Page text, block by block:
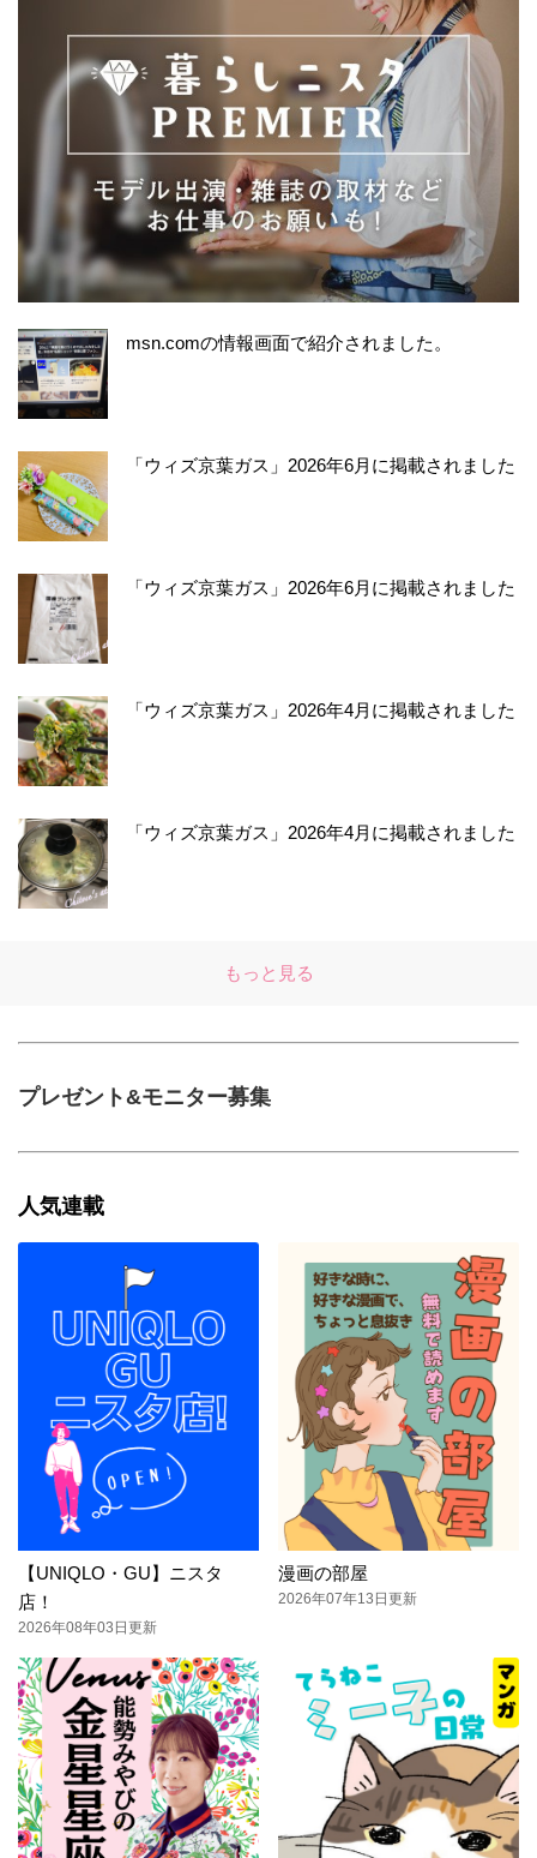
msn.comの情報画面で紹介されました。
「ウィズ京葉ガス」2026年6月に掲載されました
「ウィズ京葉ガス」2026年6月に掲載されました
「ウィズ京葉ガス」2026年4月に掲載されました
「ウィズ京葉ガス」2026年4月に掲載されました
もっと見る
プレゼント&モニター募集
人気連載
【UNIQLO・GU】ニスタ
店！
2026年08年03日更新
漫画の部屋
2026年07年13日更新